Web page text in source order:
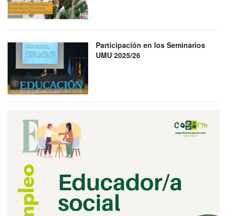
Participación en los Seminarios
UMU 2025/26